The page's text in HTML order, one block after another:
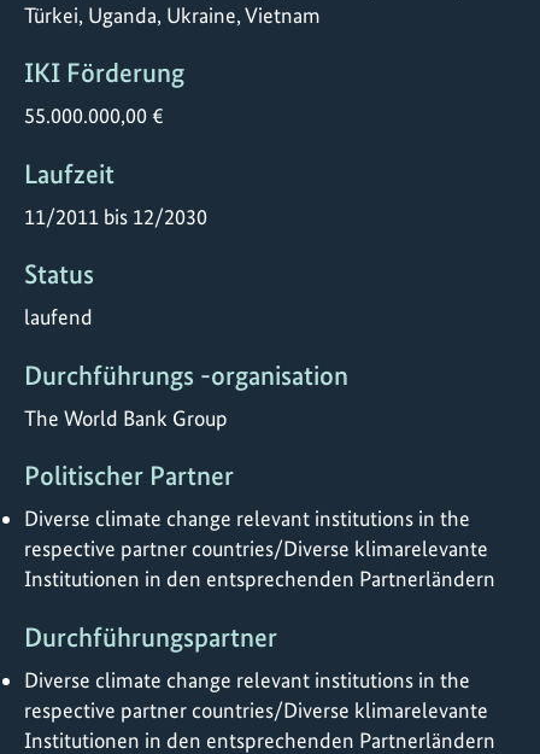
Türkei, Uganda, Ukraine, Vietnam
IKI Förderung
55.000.000,00 €
Laufzeit
11/2011 bis 12/2030
Status
laufend
Durchführungs -organisation
The World Bank Group
Politischer Partner
Diverse climate change relevant institutions in the
respective partner countries/Diverse klimarelevante
Institutionen in den entsprechenden Partnerländern
Durchführungspartner
Diverse climate change relevant institutions in the
respective partner countries/Diverse klimarelevante
Institutionen in den entsprechenden Partnerländern